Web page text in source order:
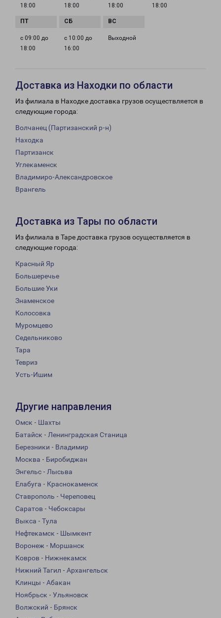
18:00
18:00
18:00
18:00
с 09:00 до
18:00
с 10:00 до
16:00
Выходной
Доставка из Находки по области
Из филиала в Находке доставка грузов осуществляется в
следующие города:
Волчанец (Партизанский р-н)
Находка
Партизанск
Углекаменск
Владимиро-Александровское
Врангель
Доставка из Тары по области
Из филиала в Таре доставка грузов осуществляется в
следующие города:
Красный Яр
Большеречье
Большие Уки
Знаменское
Колосовка
Муромцево
Седельниково
Тара
Тевриз
Усть-Ишим
Другие направления
Омск - Шахты
Батайск - Ленинградская Станица
Березники - Владимир
Москва - Биробиджан
Энгельс - Лысьва
Елабуга - Краснокаменск
Ставрополь - Череповец
Саратов - Чебоксары
Выкса - Тула
Нефтекамск - Шымкент
Воронеж - Моршанск
Ковров - Нижнекамск
Нижний Тагил - Архангельск
Клинцы - Абакан
Ноябрьск - Ульяновск
Волжский - Брянск